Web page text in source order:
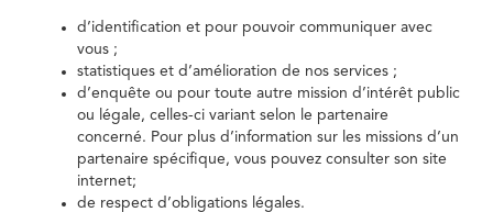
d’identification et pour pouvoir communiquer avec
vous ;
statistiques et d’amélioration de nos services ;
d’enquête ou pour toute autre mission d’intérêt public
ou légale, celles-ci variant selon le partenaire
concerné. Pour plus d’information sur les missions d’un
partenaire spécifique, vous pouvez consulter son site
internet;
de respect d’obligations légales.